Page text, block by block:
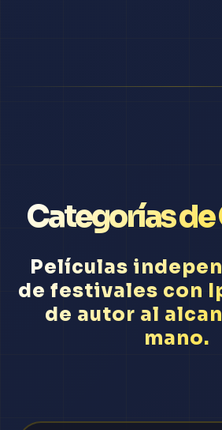
Categorías de
Películas
de festivales con
de autor al
mano.